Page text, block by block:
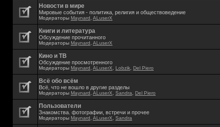
Новости в мире
Мировые события - политика, религия и обществоведение
Модераторы Maynard ALuserX
Книги и литература
Обсуждение прочитанного
Модераторы Maynard ALuserX
Кино и ТВ
Обсуждение просмотренного
Модераторы Maynard ALuserX Lobzik Del Piero
Всё обо всём
Всё, что не вошло в другие разделы
Модераторы Maynard ALuserX Sandra Del Piero
Пользователи
Знакомства. фотографии, встречи и прочее
Модераторы Maynard ALuserX Sandra